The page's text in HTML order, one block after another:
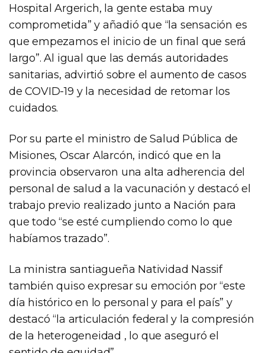
Hospital Argerich, la gente estaba muy
comprometida” y añadió que “la sensación es
que empezamos el inicio de un final que será
largo”. Al igual que las demás autoridades
sanitarias, advirtió sobre el aumento de casos
de COVID-19 y la necesidad de retomar los
cuidados.
Por su parte el ministro de Salud Pública de
Misiones, Oscar Alarcón, indicó que en la
provincia observaron una alta adherencia del
personal de salud a la vacunación y destacó el
trabajo previo realizado junto a Nación para
que todo “se esté cumpliendo como lo que
habíamos trazado”.
La ministra santiagueña Natividad Nassif
también quiso expresar su emoción por “este
día histórico en lo personal y para el país” y
destacó “la articulación federal y la compresión
de la heterogeneidad , lo que aseguró el